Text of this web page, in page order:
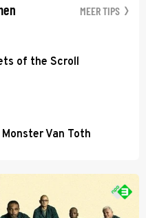
MEER TIPS
of the Scroll
Van Toth